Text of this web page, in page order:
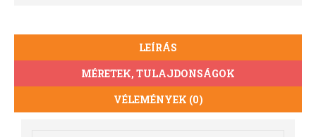
LEÍRÁS
MÉRETEK, TULAJDONSÁGOK
VÉLEMÉNYEK (0)